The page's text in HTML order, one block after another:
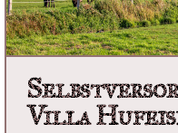
Villa